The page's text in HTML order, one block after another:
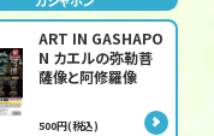
ART IN GASHAPO
N カエルの弥勒菩
薩像と阿修羅像
500円(税込)